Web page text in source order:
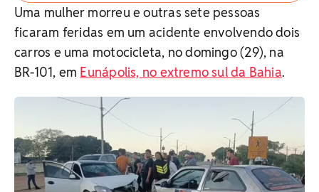
Uma mulher morreu e outras sete pessoas
ficaram feridas em um acidente envolvendo dois
carros e uma motocicleta, no domingo (29), na
BR-101, em Eunápolis, no extremo sul da Bahia.